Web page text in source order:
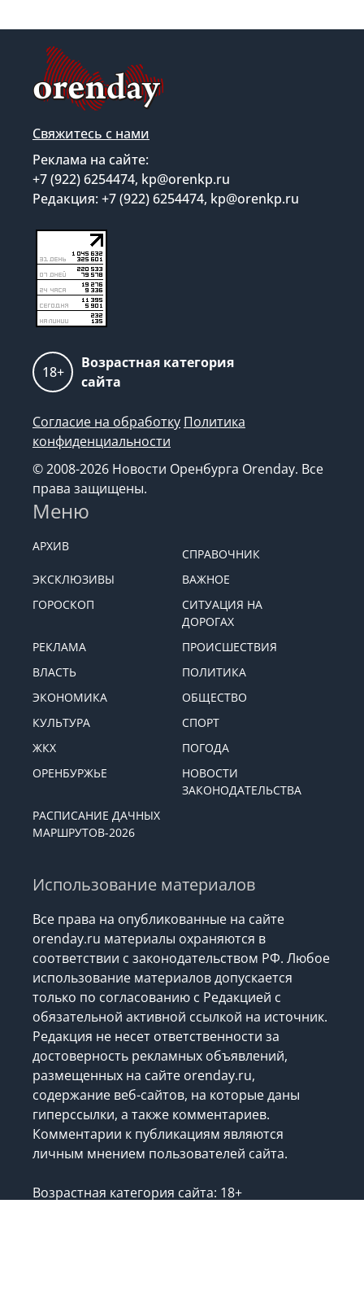
Свяжитесь с нами
Реклама на сайте:
+7 (922) 6254474, kp@orenkp.ru
Редакция: +7 (922) 6254474, kp@orenkp.ru
18+
Возрастная категория
сайта
Согласие на обработку Политика
конфиденциальности
© 2008-2026 Новости Оренбурга Orenday. Все
права защищены.
Меню
АРХИВ
СПРАВОЧНИК
ЭКСКЛЮЗИВЫ
ВАЖНОЕ
ГОРОСКОП
СИТУАЦИЯ НА
ДОРОГАХ
РЕКЛАМА
ПРОИСШЕСТВИЯ
ВЛАСТЬ
ПОЛИТИКА
ЭКОНОМИКА
ОБЩЕСТВО
КУЛЬТУРА
СПОРТ
ЖКХ
ПОГОДА
ОРЕНБУРЖЬЕ
НОВОСТИ
ЗАКОНОДАТЕЛЬСТВА
РАСПИСАНИЕ ДАЧНЫХ
МАРШРУТОВ-2026
Использование материалов
Все права на опубликованные на сайте
orenday.ru материалы охраняются в
соответствии с законодательством РФ. Любое
использование материалов допускается
только по согласованию с Редакцией с
обязательной активной ссылкой на источник.
Редакция не несет ответственности за
достоверность рекламных объявлений,
размещенных на сайте orenday.ru,
содержание веб-сайтов, на которые даны
гиперссылки, а также комментариев.
Комментарии к публикациям являются
личным мнением пользователей сайта.
Возрастная категория сайта: 18+